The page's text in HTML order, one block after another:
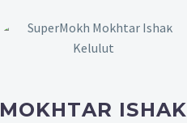
MOKHTAR ISHAK